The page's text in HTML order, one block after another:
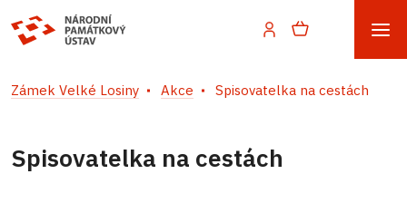
Zámek Velké Losiny Akce Spisovatelka na cestách
Spisovatelka na cestách